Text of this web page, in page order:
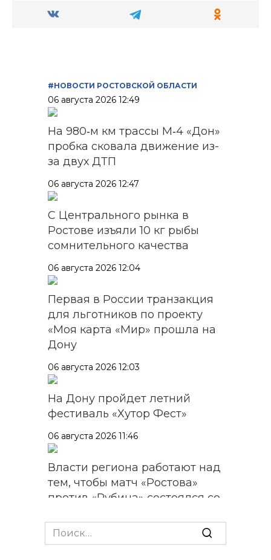
#НОВОСТИ РОСТОВСКОЙ ОБЛАСТИ
06 августа 2026 12:49
На 980‑м км трассы М‑4 «Дон»
пробка сковала движение из-
за двух ДТП
06 августа 2026 12:47
С Центрального рынка в
Ростове изъяли 10 кг рыбы
сомнительного качества
06 августа 2026 12:04
Первая в России транзакция
для льготников по проекту
«Моя карта «Мир» прошла на
Дону
06 августа 2026 12:03
На Дону пройдет летний
фестиваль «Хутор Фест»
06 августа 2026 11:46
Власти региона работают над
тем, чтобы матч «Ростова»
против «Рубина» состоялся со
06 августа 2026 11:45
Search
for: